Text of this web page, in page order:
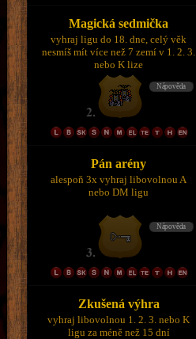
Magická sedmička
vyhraj ligu do 18. dne, celý věk
nesmíš mít více než 7 zemí v 1. 2. 3.
nebo K lize
Pán arény
alespoň 3x vyhraj libovolnou A
nebo DM ligu
Zkušená výhra
vyhraj libovolnou 1. 2. 3. nebo K
ligu za méně než 15 dní